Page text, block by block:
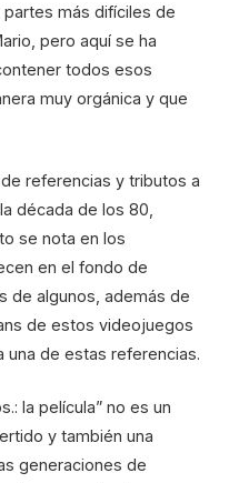
partes más difíciles de
pero aquí se ha
todos esos
muy orgánica y que
referencias y tributos a
década de los 80,
se nota en los
en el fondo de
de algunos, además de
de estos videojuegos
una de estas referencias.
la película” no es un
y también una
generaciones de